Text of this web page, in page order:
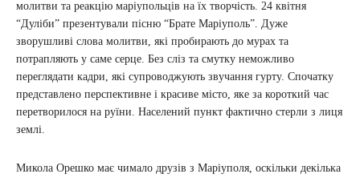
молитви та реакцію маріупольців на їх творчість. 24 квітня
“Дуліби” презентували пісню “Брате Маріуполь”. Дуже
зворушливі слова молитви, які пробирають до мурах та
потрапляють у саме серце. Без сліз та смутку неможливо
переглядати кадри, які супроводжують звучання гурту. Спочатку
представлено перспективне і красиве місто, яке за короткий час
перетворилося на руїни. Населений пункт фактично стерли з лиця
землі.
Микола Орешко має чимало друзів з Маріуполя, оскільки декілька